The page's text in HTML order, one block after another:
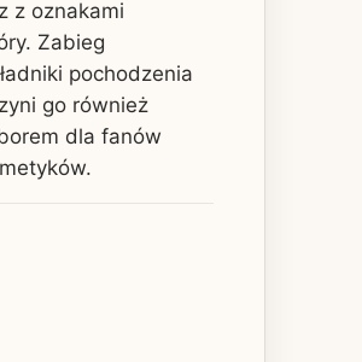
z oznakami
Zabieg
pochodzenia
go również
dla fanów